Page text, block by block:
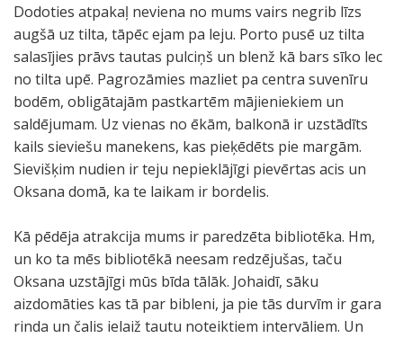
Dodoties atpakaļ neviena no mums vairs negrib līzs
augšā uz tilta, tāpēc ejam pa leju. Porto pusē uz tilta
salasījies prāvs tautas pulciņš un blenž kā bars sīko lec
no tilta upē. Pagrozāmies mazliet pa centra suvenīru
bodēm, obligātajām pastkartēm mājieniekiem un
saldējumam. Uz vienas no ēkām, balkonā ir uzstādīts
kails sieviešu manekens, kas pieķēdēts pie margām.
Sievišķim nudien ir teju nepieklājīgi pievērtas acis un
Oksana domā, ka te laikam ir bordelis.
Kā pēdēja atrakcija mums ir paredzēta bibliotēka. Hm,
un ko ta mēs bibliotēkā neesam redzējušas, taču
Oksana uzstājīgi mūs bīda tālāk. Johaidī, sāku
aizdomāties kas tā par bibleni, ja pie tās durvīm ir gara
rinda un čalis ielaiž tautu noteiktiem intervāliem. Un